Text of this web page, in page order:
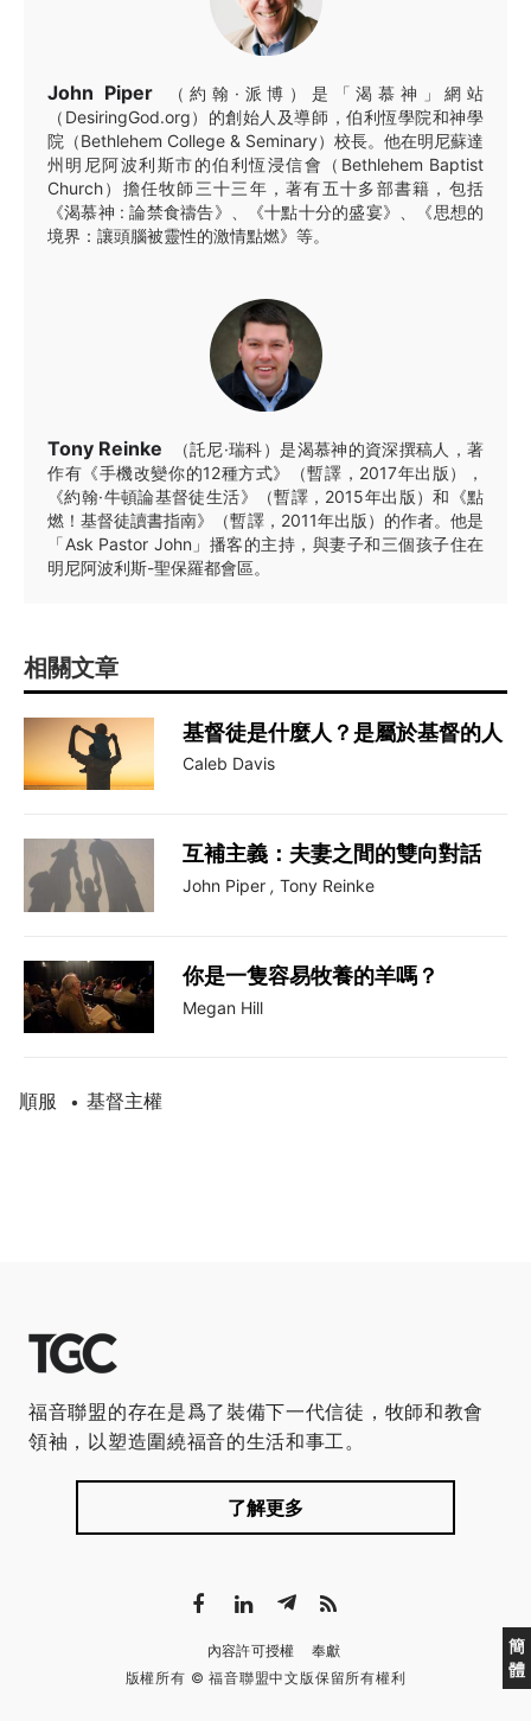
John Piper
（約翰·派博）是「渴慕神」網站
（DesiringGod.org）的創始人及導師，伯利恆學院和神學
院（Bethlehem College & Seminary）校長。他在明尼蘇達
州明尼阿波利斯市的伯利恆浸信會（Bethlehem Baptist
Church）擔任牧師三十三年，著有五十多部書籍，包括
《渴慕神 : 論禁食禱告》、《十點十分的盛宴》、《思想的
境界：讓頭腦被靈性的激情點燃》等。
Tony Reinke
（託尼·瑞科）是渴慕神的資深撰稿人，著
作有《手機改變你的12種方式》（暫譯，2017年出版），
《約翰·牛頓論基督徒生活》（暫譯，2015年出版）和《點
燃！基督徒讀書指南》（暫譯，2011年出版）的作者。他是
「Ask Pastor John」播客的主持，與妻子和三個孩子住在
明尼阿波利斯-聖保羅都會區。
相關文章
基督徒是什麼人？是屬於基督的人
Caleb Davis
互補主義：夫妻之間的雙向對話
John Piper , Tony Reinke
你是一隻容易牧養的羊嗎？
Megan Hill
順服 • 基督主權
簡
體
福音聯盟的存在是爲了裝備下一代信徒，牧師和教會
領袖，以塑造圍繞福音的生活和事工。
了解更多
內容許可授權
奉獻
版權所有 © 福音聯盟中文版保留所有權利